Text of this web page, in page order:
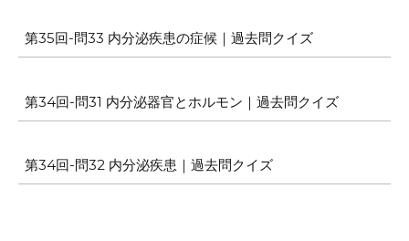
第35回-問33 内分泌疾患の症候｜過去問クイズ
第34回-問31 内分泌器官とホルモン｜過去問クイズ
第34回-問32 内分泌疾患｜過去問クイズ